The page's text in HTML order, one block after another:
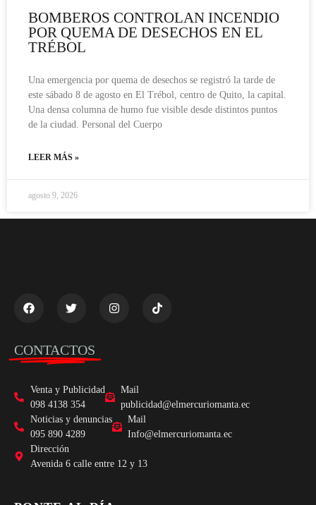
BOMBEROS CONTROLAN INCENDIO
POR QUEMA DE DESECHOS EN EL
TRÉBOL
Una emergencia por quema de desechos se registró la tarde de
este sábado 8 de agosto en El Trébol, centro de Quito, la capital.
Una densa columna de humo fue visible desde distintos puntos
de la ciudad. Personal del Cuerpo
LEER MÁS »
agosto 9, 2026
CONTACTOS
Venta y Publicidad
098 4138 354
Mail
publicidad@elmercuriomanta.ec
Noticias y denuncias
095 890 4289
Mail
Info@elmercuriomanta.ec
Dirección
Avenida 6 calle entre 12 y 13